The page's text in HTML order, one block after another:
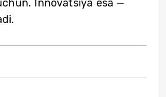
Innovatsiya esa —